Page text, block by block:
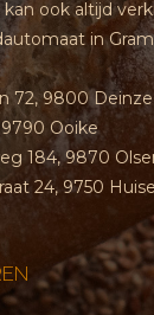
kan ook altijd
in
72, 9800
9790 Ooike
184, 9870
24, 9750 Huise